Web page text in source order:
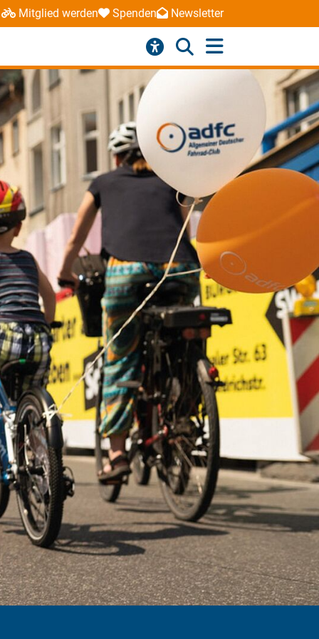
Mitglied werden Spenden Newsletter